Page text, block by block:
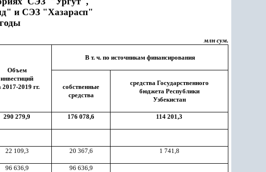
и СЭЗ "Хазарасп"
млн сум.
Объем
инвестиций
2017-2019 гг.
В т. ч. по источникам финансирования
собственные
средства
средства Государственного
бюджета Республики
Узбекистан
290 279,9 176 078,6 114 201,3
22 109,3 20 367,6 1 741,8
96 636,9 96 636,9